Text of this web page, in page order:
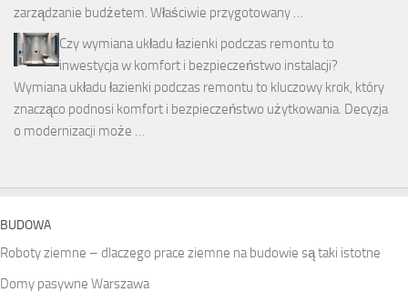
zarządzanie budżetem. Właściwie przygotowany …
Czy wymiana układu łazienki podczas remontu to
inwestycja w komfort i bezpieczeństwo instalacji?
Wymiana układu łazienki podczas remontu to kluczowy krok, który
znacząco podnosi komfort i bezpieczeństwo użytkowania. Decyzja
o modernizacji może …
BUDOWA
Roboty ziemne – dlaczego prace ziemne na budowie są taki istotne
Domy pasywne Warszawa